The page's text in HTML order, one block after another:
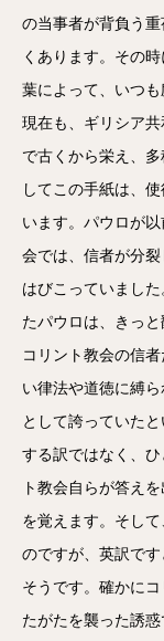
の当事者が背負う
くあります。その
葉によって、いつも
現在も、ギリシア
で古くから栄え、
してこの手紙は、
います。パウロが
会では、信者が分
はびこっていまし
たパウロは、きっ
コリント教会の信
い律法や道徳に縛
として誇っていた
する訳ではなく、
ト教会自らが答え
を覚えます。そし
のですが、英訳で
そうです。確かに
たがたを襲った誘